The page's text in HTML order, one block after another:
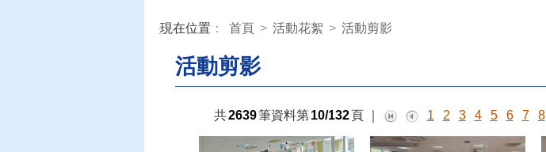
:::
現在位置 ： 首頁 > 活動花絮 > 活動剪影
活動剪影
共2639筆資料第 10/132 頁 1 2 3 4 5 6 7 8